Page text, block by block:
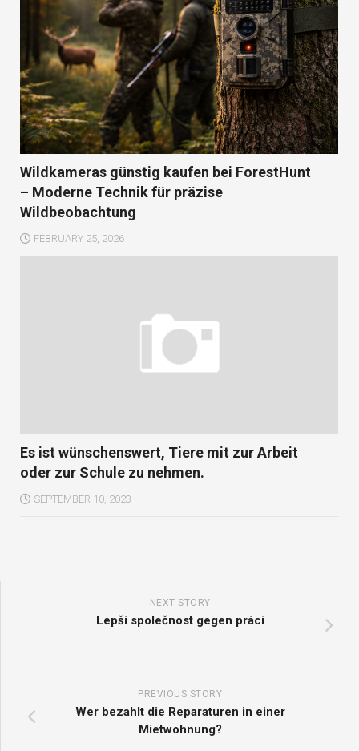
Wildkameras günstig kaufen bei ForestHunt
– Moderne Technik für präzise
Wildbeobachtung
FEBRUARY 25, 2026
Es ist wünschenswert, Tiere mit zur Arbeit
oder zur Schule zu nehmen.
SEPTEMBER 10, 2023
NEXT STORY
Lepší společnost gegen práci
PREVIOUS STORY
Wer bezahlt die Reparaturen in einer
Mietwohnung?